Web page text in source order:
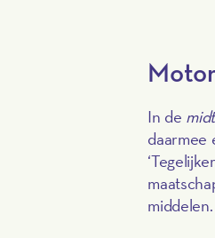
In de
daarmee